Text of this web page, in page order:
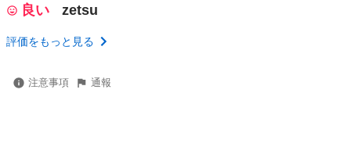
良い zetsu
評価をもっと見る
注意事項 通報